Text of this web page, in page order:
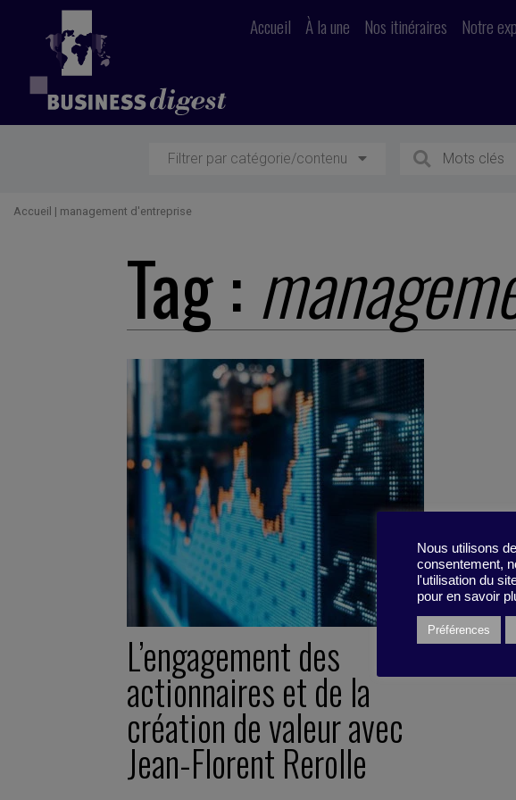
Accueil À la une Nos itinéraires Notre
Filtrer par catégorie/contenu
Accueil | management d'entreprise
Tag :
L’engagement des
actionnaires et de la
création de valeur avec
Jean-Florent Rerolle
Nous utilisons
consentement,
l'utilisation du
pour en savoir
Préférences